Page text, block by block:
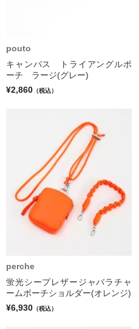
pouto
キャンバス トライアングルポ
ーチ ラージ(グレー)
¥2,860 （税込）
perche
蛍光シープレザージャバラチャ
ームポーチショルダー(オレンジ)
¥6,930 （税込）